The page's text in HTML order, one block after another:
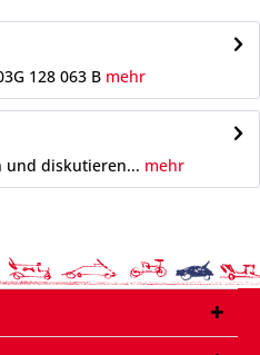
128 063 B mehr
und diskutieren... mehr